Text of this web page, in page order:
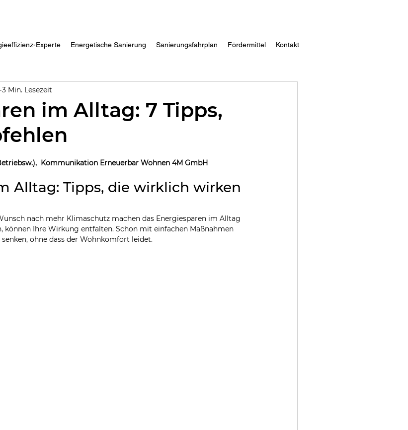
Experte Energetische Sanierung Sanierungsfahrplan Fördermittel Kontakt
im Alltag: 7 Tipps,
3 Min. Lesezeit
Kommunikation Erneuerbar Wohnen 4M GmbH
Alltag: Tipps, die wirklich wirken
nach mehr Klimaschutz machen das Energiesparen im Alltag
können Ihre Wirkung entfalten. Schon mit einfachen Maßnahmen
ohne dass der Wohnkomfort leidet.